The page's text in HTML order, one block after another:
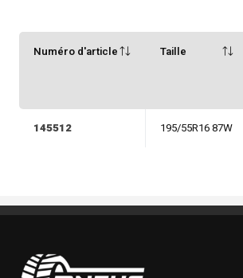
Numéro d'article Taille
145512 195/55R16 87W
Pneus Benoit Roy